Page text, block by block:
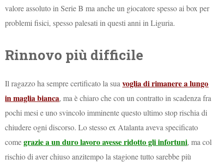
valore assoluto in Serie B ma anche un giocatore spesso ai box per
problemi fisici, spesso palesati in questi anni in Liguria.
Rinnovo più difficile
Il ragazzo ha sempre certificato la suavoglia di rimanere a lungo
in maglia bianca, ma è chiaro che con un contratto in scadenza fra
pochi mesi e uno svincolo imminente questo ultimo stop rischia di
chiudere ogni discorso. Lo stesso ex Atalanta aveva specificato
comegrazie a un duro lavoro avesse ridotto gli infortuni, ma col
rischio di aver chiuso anzitempo la stagione tutto sarebbe più